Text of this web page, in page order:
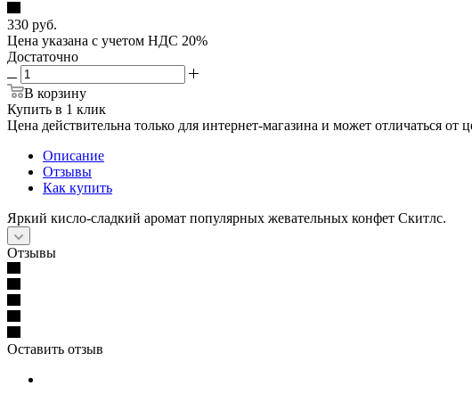
330 руб.
Цена указана с учетом НДС 20%
Достаточно
В корзину
Купить в 1 клик
Цена действительна только для интернет-магазина и может отличаться от
Описание
Отзывы
Как купить
Яркий кисло-сладкий аромат популярных жевательных конфет Скитлс.
Отзывы
Оставить отзыв